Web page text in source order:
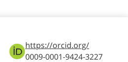
https://orcid.org/
0009-0001-9424-3227